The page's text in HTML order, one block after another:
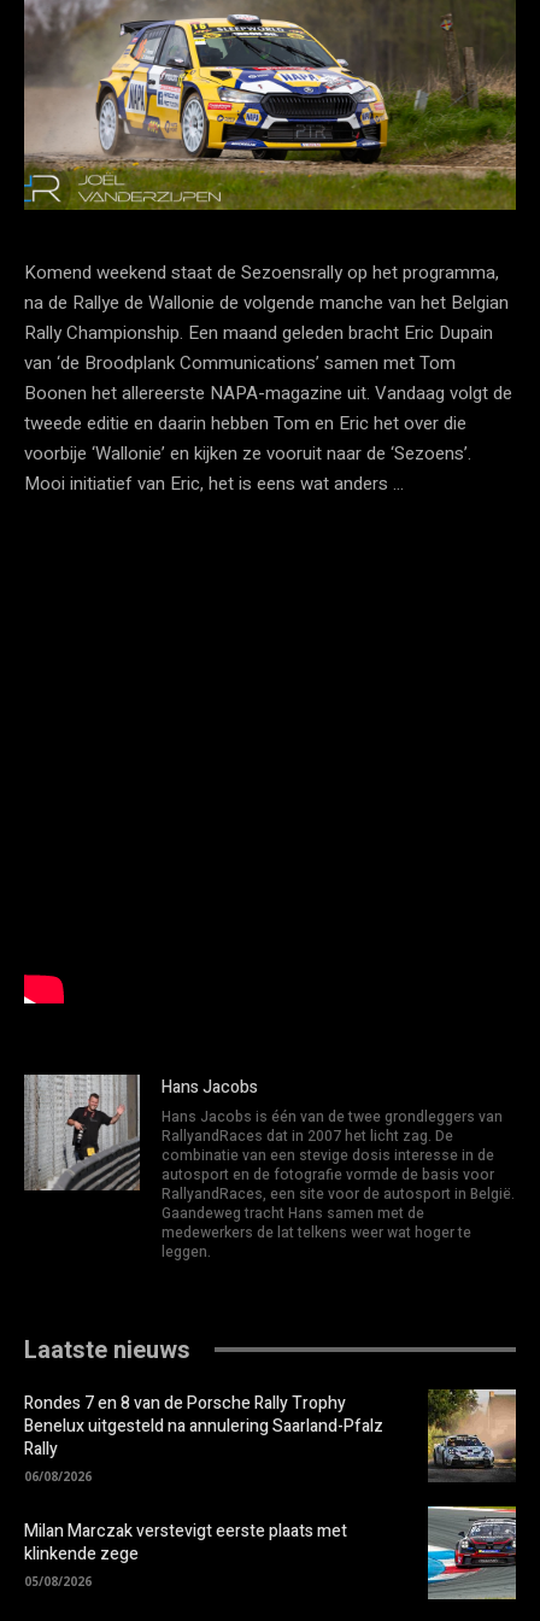
Komend weekend staat de Sezoensrally op het programma,
na de Rallye de Wallonie de volgende manche van het Belgian
Rally Championship. Een maand geleden bracht Eric Dupain
van ‘de Broodplank Communications’ samen met Tom
Boonen het allereerste NAPA-magazine uit. Vandaag volgt de
tweede editie en daarin hebben Tom en Eric het over die
voorbije ‘Wallonie’ en kijken ze vooruit naar de ‘Sezoens’.
Mooi initiatief van Eric, het is eens wat anders …
Hans Jacobs
Hans Jacobs is één van de twee grondleggers van
RallyandRaces dat in 2007 het licht zag. De
combinatie van een stevige dosis interesse in de
autosport en de fotografie vormde de basis voor
RallyandRaces, een site voor de autosport in België.
Gaandeweg tracht Hans samen met de
medewerkers de lat telkens weer wat hoger te
leggen.
Laatste nieuws
Rondes 7 en 8 van de Porsche Rally Trophy
Benelux uitgesteld na annulering Saarland-Pfalz
Rally
06/08/2026
Milan Marczak verstevigt eerste plaats met
klinkende zege
05/08/2026